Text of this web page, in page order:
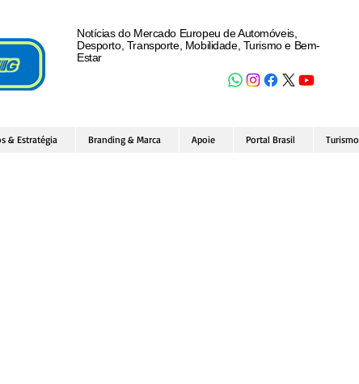
Notícias do Mercado Europeu de Automóveis,
Desporto, Transporte, Mobilidade, Turismo e Bem-
Estar
& Estratégia Branding & Marca Apoie Portal Brasil Turismo